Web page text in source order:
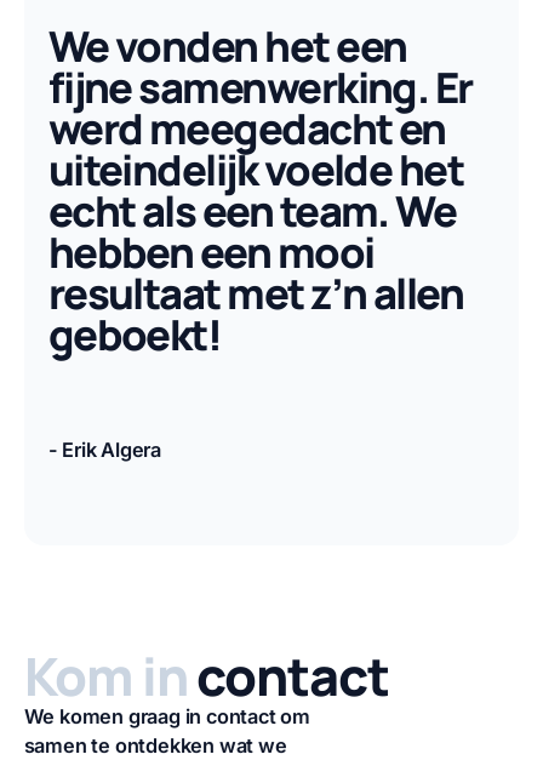
We vonden het een
fijne samenwerking. Er
werd meegedacht en
uiteindelijk voelde het
echt als een team. We
hebben een mooi
resultaat met z’n allen
geboekt!
Auteur
- Erik Algera
Kom incontact
We komen graag in contact om
samen te ontdekken wat we